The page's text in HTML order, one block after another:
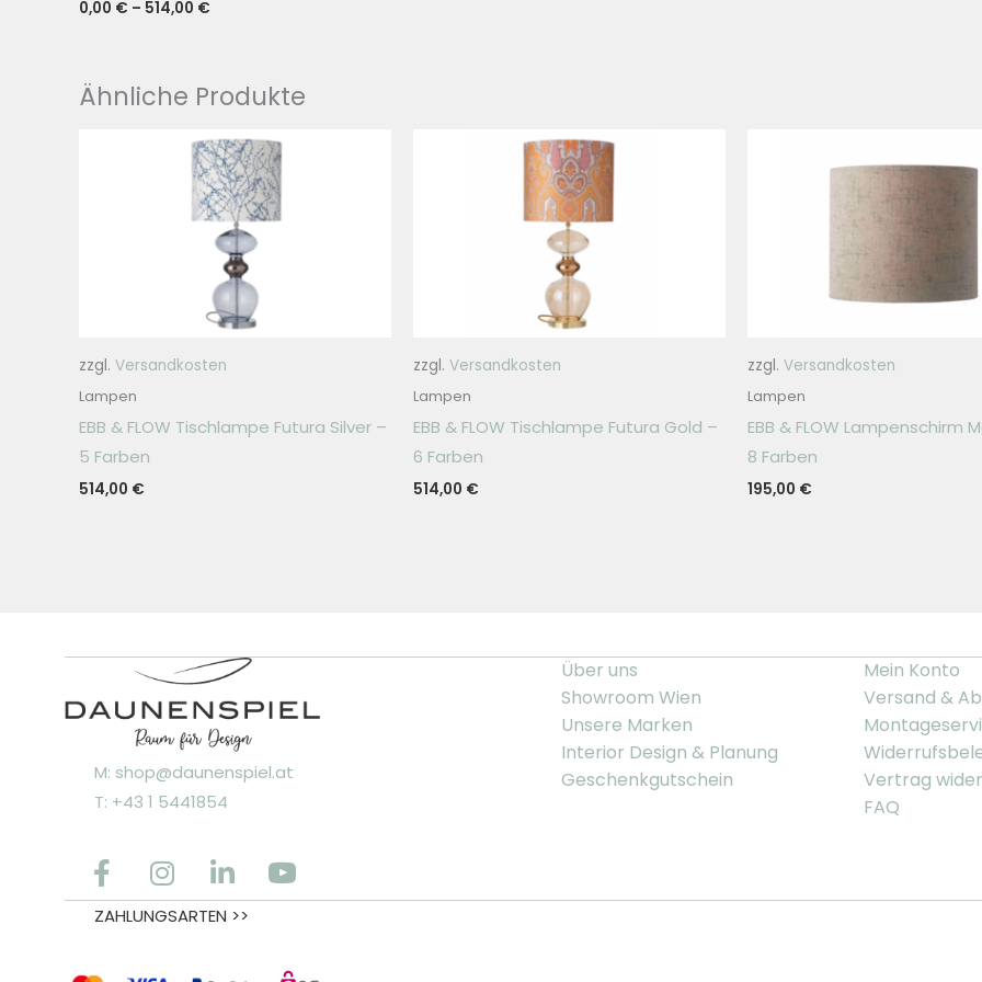
0,00 € – 514,00 €
Ähnliche Produkte
zzgl. Versandkosten
Lampen
EBB & FLOW Tischlampe Futura Silver –
5 Farben
514,00 €
zzgl. Versandkosten
Lampen
EBB & FLOW Tischlampe Futura Gold –
6 Farben
514,00 €
zzgl. Versandkosten
Lampen
EBB & FLOW Lampenschirm
8 Farben
195,00 €
M: shop@daunenspiel.at
T: +43 1 5441854
Über uns
Showroom Wien
Unsere Marken
Interior Design & Planung
Geschenkgutschein
Mein Konto
Versand &
Vertrag
FAQ
ZAHLUNGSARTEN >>